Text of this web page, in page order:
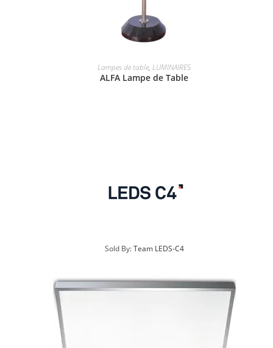
Lampes de table, LUMINAIRES
ALFA Lampe de Table
Sold By:Team LEDS-C4